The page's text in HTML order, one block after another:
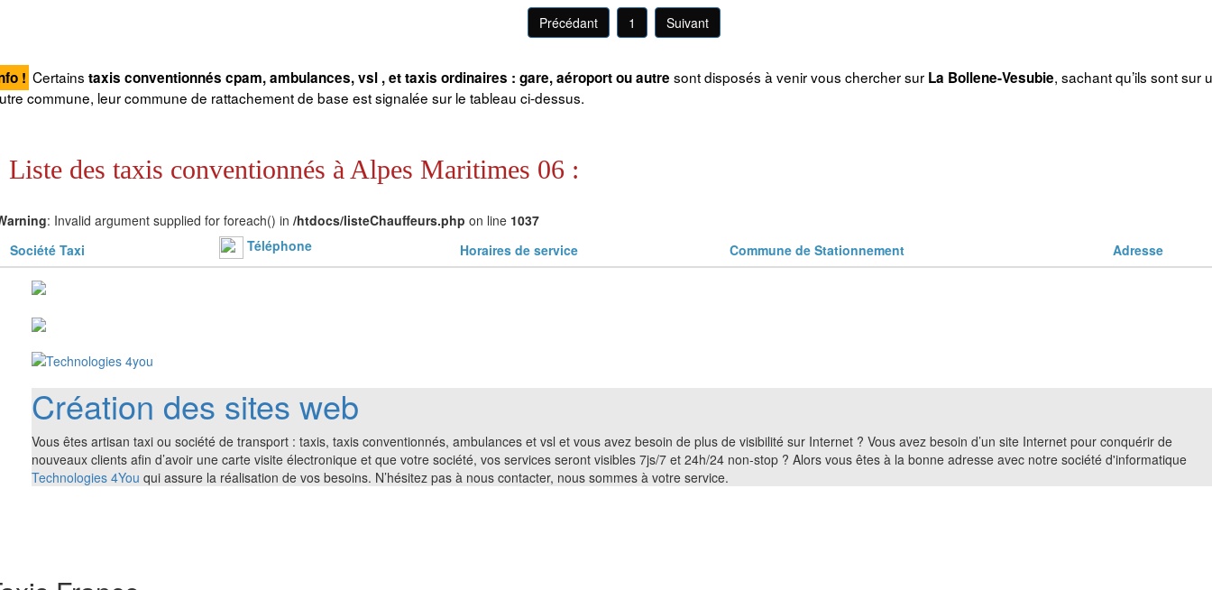
Précédant 1 Suivant
! Certainstaxis conventionnés cpam, ambulances, vsl , et taxis ordinaires : gare, aéroport ou autresont disposés à venir vous chercher sur La Bollene-Vesubie, sachant qu’ils sont sur
commune, leur commune de rattachement de base est signalée sur le tableau ci-dessus.
Liste des taxis conventionnés à Alpes Maritimes 06 :
: Invalid argument supplied for foreach() in /htdocs/listeChauffeurs.php on line 1037
Société Taxi
Téléphone Horaires de service Commune de Stationnement Adresse
Création des sites web
Vous êtes artisan taxi ou société de transport : taxis, taxis conventionnés, ambulances et vsl et vous avez besoin de plus de visibilité sur Internet ? Vous avez besoin d’un site Internet pour conquérir de
nouveaux clients afin d’avoir une carte visite électronique et que votre société, vos services seront visibles 7js/7 et 24h/24 non-stop ? Alors vous êtes à la bonne adresse avec notre société d'informatique
Technologies 4You qui assure la réalisation de vos besoins. N’hésitez pas à nous contacter, nous sommes à votre service.